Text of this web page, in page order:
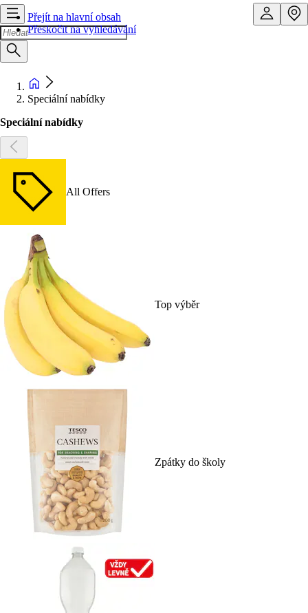
Přejít na hlavní obsah
Přeskočit na vyhledávání
Speciální nabídky
Speciální nabídky
All Offers
Top výběr
Zpátky do školy